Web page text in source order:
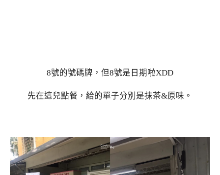
8號的號碼牌，但8號是日期啦XDD
先在這兒點餐，給的單子分別是抹茶&原味。